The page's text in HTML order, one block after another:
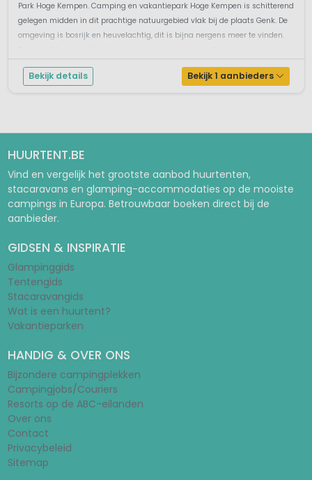
Park Hoge Kempen. Camping en vakantiepark Hoge Kempen is schitterend
gelegen midden in dit prachtige natuurgebied vlak bij de plaats Genk. De
omgeving is bosrijk en heuvelachtig, dit is bijna nergens meer te vinden.
Bekijk details Bekijk 1 aanbieders
HUURTENT.BE
Vind en vergelijk het grootste aanbod huurtenten,
stacaravans en glamping-accommodaties op de mooiste
campings in Europa. Betrouwbaar boeken direct bij de
aanbieder.
GIDSEN & INSPIRATIE
Glampinggids
Tentengids
Stacaravangids
Wat is een huurtent?
Vakantieparken
HANDIG & OVER ONS
Bijzondere campingplekken
Campingjobs/Couriers
Resorts op de ABC-eilanden
Over ons
Contact
Privacybeleid
Sitemap